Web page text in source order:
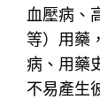
血壓病、
等）用藥
病、用藥
不易產生